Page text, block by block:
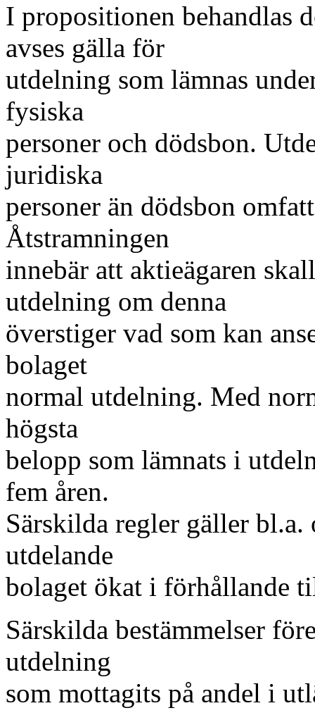
I propositionen behandlas
avses gälla för
utdelning som lämnas
fysiska
personer och dödsbon.
juridiska
personer än dödsbon
Åtstramningen
innebär att aktieägaren
utdelning om denna
överstiger vad som kan
bolaget
normal utdelning. Med
högsta
belopp som lämnats i
fem åren.
Särskilda regler gäller
utdelande
bolaget ökat i förhållande
Särskilda bestämmelser
utdelning
som mottagits på andel i